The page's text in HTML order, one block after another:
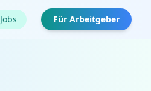
Jobs Für Arbeitgeber